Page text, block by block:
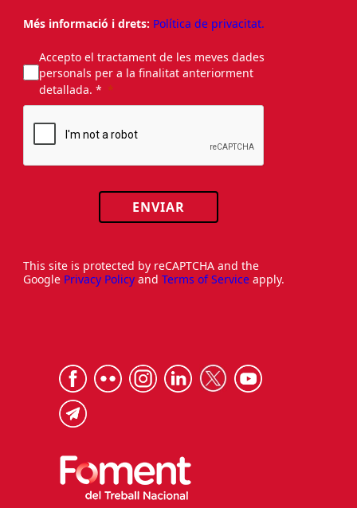
Més informació i drets: Política de privacitat.
Accepto el tractament de les meves dades
personals per a la finalitat anteriorment
detallada. *
ENVIAR
This site is protected by reCAPTCHA and the
Google Privacy Policy and Terms of Service apply.